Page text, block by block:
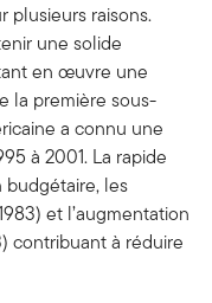
plusieurs raisons.
une solide
en œuvre une
la première sous-
a connu une
à 2001. La rapide
budgétaire, les
et l’augmentation
contribuant à réduire